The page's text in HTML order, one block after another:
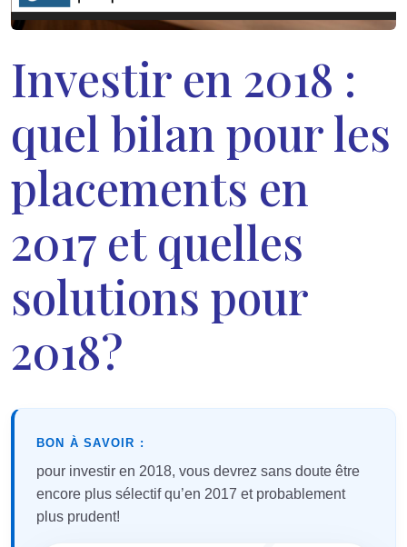
Investir en 2018 :
quel bilan pour les
placements en
2017 et quelles
solutions pour
2018?
BON À SAVOIR :
pour investir en 2018, vous devrez sans doute être
encore plus sélectif qu’en 2017 et probablement
plus prudent!